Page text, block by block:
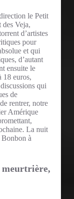
le Petit
Veja,
d’artistes
pour
et qui
d’autant
ensuite le
18 euros,
qui
de
rentrer, notre
Amérique
La nuit
Bonbon à
meurtrière,